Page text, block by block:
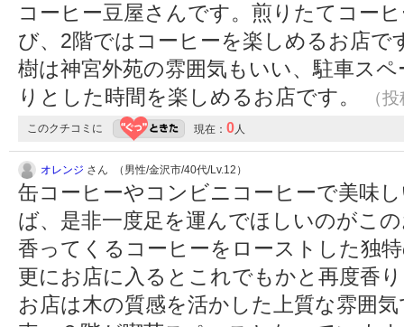
コーヒー豆屋さんです。煎りたてコー
び、2階ではコーヒーを楽しめるお店で
樹は神宮外苑の雰囲気もいい、駐車ス
りとした時間を楽しめるお店です。
（
このクチコミに 現在： 0人
オレンジ さん （男性/金沢市/40代/Lv.12）
缶コーヒーやコンビニコーヒーで美味
ば、是非一度足を運んでほしいのがこ
香ってくるコーヒーをローストした独
更にお店に入るとこれでもかと再度香
お店は木の質感を活かした上質な雰囲